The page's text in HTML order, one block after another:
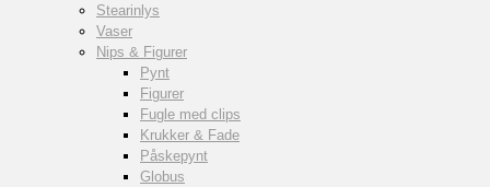
Stearinlys
Vaser
Nips & Figurer
Pynt
Figurer
Fugle med clips
Krukker & Fade
Påskepynt
Globus